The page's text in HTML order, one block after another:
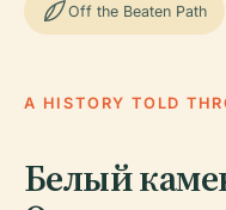
Off the Beaten Path
A HISTORY TOLD
Белый